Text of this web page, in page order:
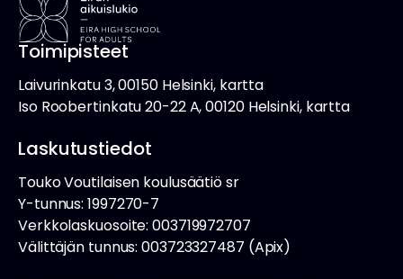
Toimipisteet
Laivurinkatu 3, 00150 Helsinki, kartta
Iso Roobertinkatu 20-22 A, 00120 Helsinki, kartta
Laskutustiedot
Touko Voutilaisen koulusäätiö sr
Y-tunnus: 1997270-7
Verkkolaskuosoite: 003719972707
Välittäjän tunnus: 003723327487 (Apix)